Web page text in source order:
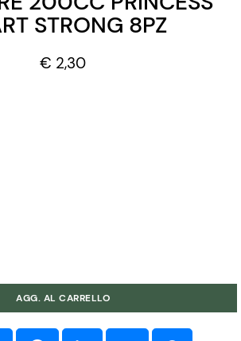
STRONG 8PZ
€ 2,30
AGG. AL CARRELLO